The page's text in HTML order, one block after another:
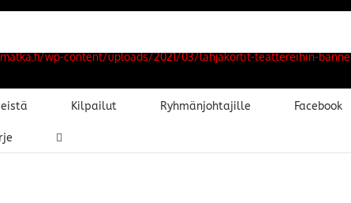
Kilpailut Ryhmänjohtajille Facebook